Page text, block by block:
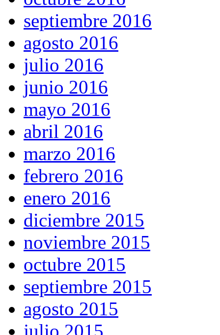
septiembre 2016
agosto 2016
julio 2016
junio 2016
mayo 2016
abril 2016
marzo 2016
febrero 2016
enero 2016
diciembre 2015
noviembre 2015
octubre 2015
septiembre 2015
agosto 2015